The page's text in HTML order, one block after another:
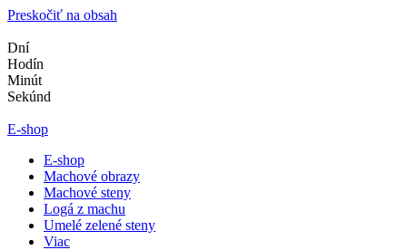
Preskočiť na obsah
Dní
Hodín
Minút
Sekúnd
E-shop
E-shop
Machové obrazy
Machové steny
Logá z machu
Umelé zelené steny
Viac